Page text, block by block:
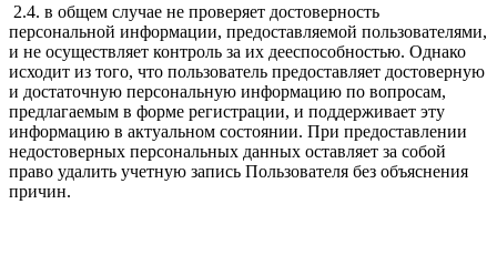
2.4. в общем случае не проверяет достоверность
персональной информации, предоставляемой пользователями,
и не осуществляет контроль за их дееспособностью. Однако
исходит из того, что пользователь предоставляет достоверную
и достаточную персональную информацию по вопросам,
предлагаемым в форме регистрации, и поддерживает эту
информацию в актуальном состоянии. При предоставлении
недостоверных персональных данных оставляет за собой
право удалить учетную запись Пользователя без объяснения
причин.